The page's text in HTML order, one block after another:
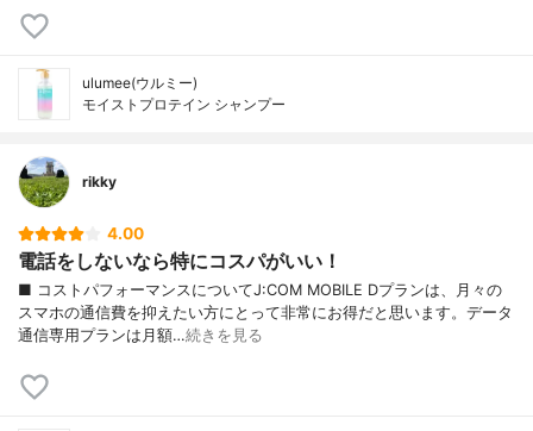
ulumee(ウルミー)
モイストプロテイン シャンプー
rikky
4.00
電話をしないなら特にコスパがいい！
■ コストパフォーマンスについてJ:COM MOBILE Dプランは、月々の
スマホの通信費を抑えたい方にとって非常にお得だと思います。データ
通信専用プランは月額…続きを見る